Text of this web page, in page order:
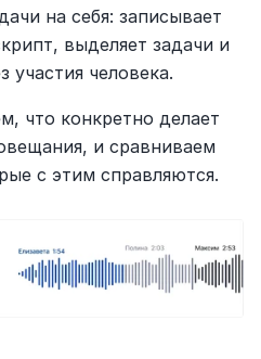
на себя: записывает
выделяет задачи и
человека.
что конкретно делает
и сравниваем
с этим справляются.